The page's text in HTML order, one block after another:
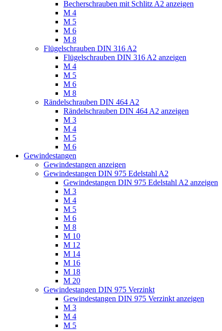
Becherschrauben mit Schlitz A2 anzeigen
M 4
M 5
M 6
M 8
Flügelschrauben DIN 316 A2
Flügelschrauben DIN 316 A2 anzeigen
M 4
M 5
M 6
M 8
Rändelschrauben DIN 464 A2
Rändelschrauben DIN 464 A2 anzeigen
M 3
M 4
M 5
M 6
Gewindestangen
Gewindestangen anzeigen
Gewindestangen DIN 975 Edelstahl A2
Gewindestangen DIN 975 Edelstahl A2 anzeigen
M 3
M 4
M 5
M 6
M 8
M 10
M 12
M 14
M 16
M 18
M 20
Gewindestangen DIN 975 Verzinkt
Gewindestangen DIN 975 Verzinkt anzeigen
M 3
M 4
M 5